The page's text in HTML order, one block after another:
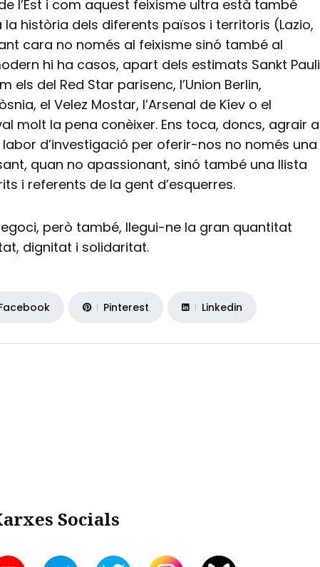
l’Est i com aquest feixisme ultra està també
història dels diferents països i territoris (Lazio,
cara no només al feixisme sinó també al
hi ha casos, apart dels estimats Sankt Pauli
els del Red Star parisenc, l’Union Berlin,
el Velez Mostar, l’Arsenal de Kíev o el
molt la pena conèixer. Ens toca, doncs, agrair a
labor d’investigació per oferir-nos no només una
quan no apassionant, sinó també una llista
i referents de la gent d’esquerres.
però també, llegui-ne la gran quantitat
dignitat i solidaritat.
Pinterest Linkedin
Socials